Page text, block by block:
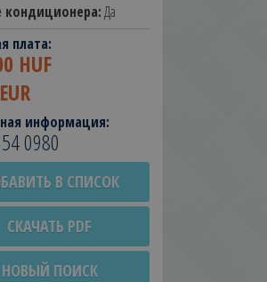
кондиционера:Да
плата:
HUF
информация:
0980
В СПИСОК
СКАЧАТЬ PDF
НОВЫЙ ПОИСК